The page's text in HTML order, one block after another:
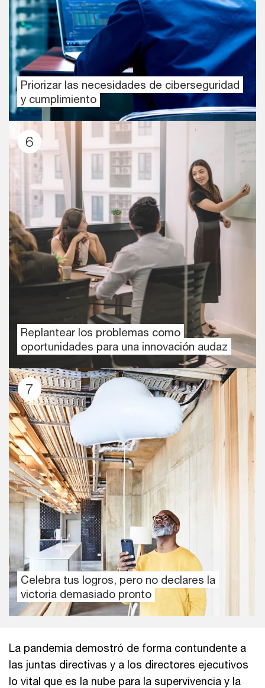
Priorizar las necesidades de ciberseguridad
y cumplimiento
6
Replantear los problemas como
oportunidades para una innovación audaz
7
Celebra tus logros, pero no declares la
victoria demasiado pronto
La pandemia demostró de forma contundente a
las juntas directivas y a los directores ejecutivos
lo vital que es la nube para la supervivencia y la